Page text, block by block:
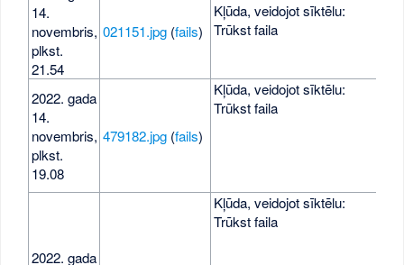
14.
novembris,
plkst.
21.54
021151.jpg(fails)
Kļūda, veidojot sīktēlu:
Trūkst faila
2022. gada
14.
novembris,
plkst.
19.08
479182.jpg(fails)
Kļūda, veidojot sīktēlu:
Trūkst faila
2022. gada
Kļūda, veidojot sīktēlu:
Trūkst faila